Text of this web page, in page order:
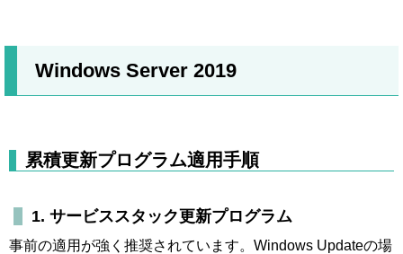
Windows Server 2019
累積更新プログラム適用手順
1. サービススタック更新プログラム
事前の適用が強く推奨されています。Windows Updateの場